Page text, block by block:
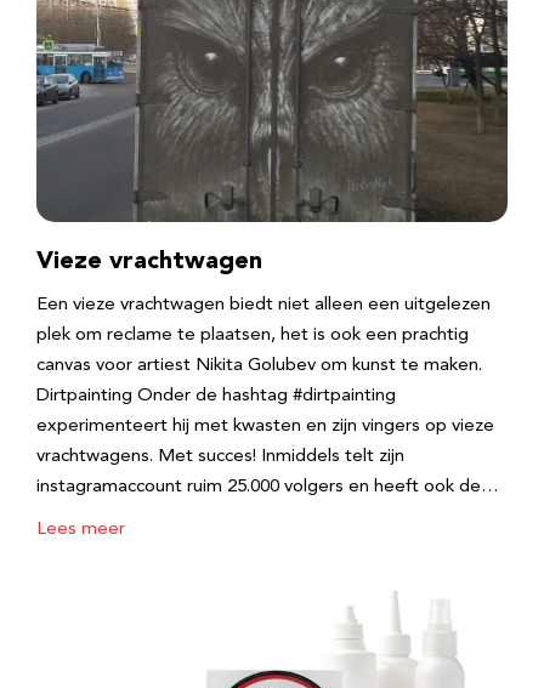
Vieze vrachtwagen
Een vieze vrachtwagen biedt niet alleen een uitgelezen
plek om reclame te plaatsen, het is ook een prachtig
canvas voor artiest Nikita Golubev om kunst te maken.
Dirtpainting Onder de hashtag #dirtpainting
experimenteert hij met kwasten en zijn vingers op vieze
vrachtwagens. Met succes! Inmiddels telt zijn
instagramaccount ruim 25.000 volgers en heeft ook de…
Lees meer